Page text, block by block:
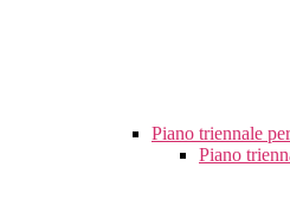
Piano triennale
Piano